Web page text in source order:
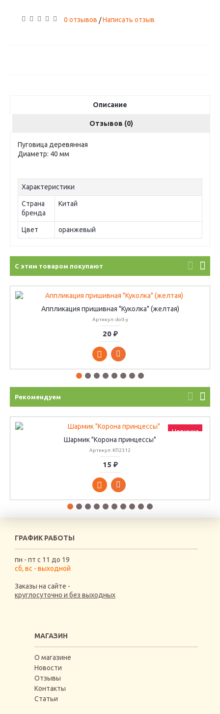
0 отзывов /Написать отзыв
Описание
Отзывов (0)
Пуговица деревянная
Диаметр: 40 мм
Характеристики
Страна
бренда
Китай
Цвет оранжевый
С этим товаром покупают
Аппликация пришивная "Куколка" (желтая)
Артикул: doll-y
20 ₽
Рекомендуем
Новинка
Шармик "Корона принцессы"
Артикул: КП2312
15 ₽
ГРАФИК РАБОТЫ
пн - пт с 11 до 19
сб, вс - выходной
Заказы на сайте -
круглосуточно и без выходных
МАГАЗИН
О магазине
Новости
Отзывы
Контакты
Статьи